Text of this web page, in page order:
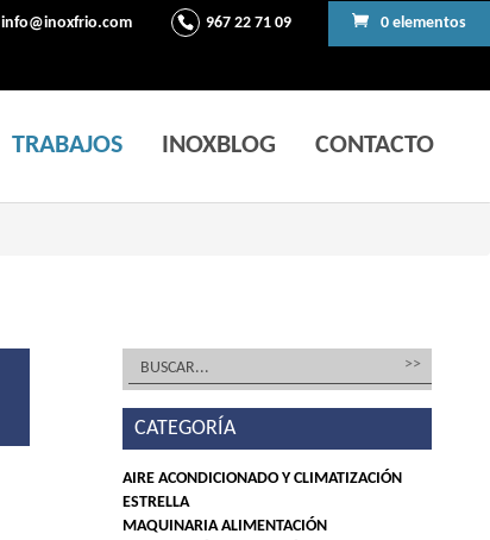
info@inoxfrio.com 967 22 71 09 0 elementos
TRABAJOS INOXBLOG CONTACTO
CATEGORÍA
AIRE ACONDICIONADO Y CLIMATIZACIÓN
ESTRELLA
MAQUINARIA ALIMENTACIÓN